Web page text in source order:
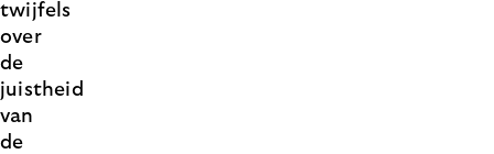
twijfels
over
de
juistheid
van
de